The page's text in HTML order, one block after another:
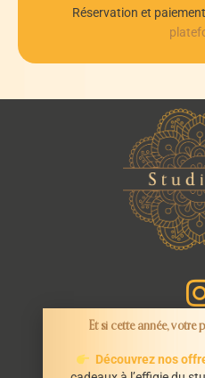
Réservation et
Et si cette année, votre
Découvrez nos